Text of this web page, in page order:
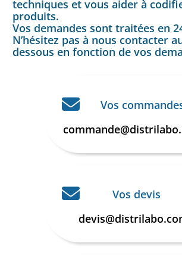
techniques et vous aider à
produits.
Vos demandes sont traitées en
N’hésitez pas à nous contacter
dessous en fonction de vos
Vos
Vos devis